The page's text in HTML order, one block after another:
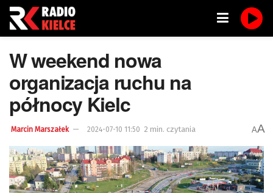
W weekend nowa
organizacja ruchu na
północy Kielc
Marcin Marszałek 2024-07-10 11:50 2 min. czytania AA